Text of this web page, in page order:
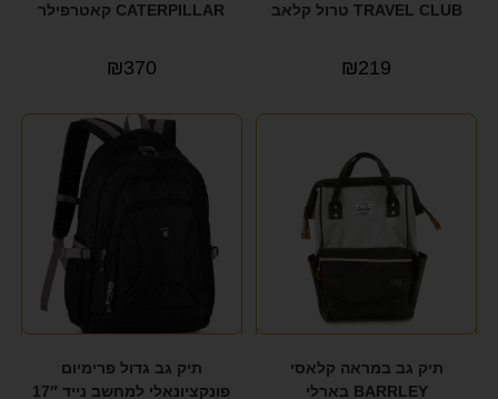
TRAVEL CLUB טרול קלאב
₪219
CATERPILLAR קאטרפילר
₪370
תיק גב במראה קלאסי
BARRLEY בארלי
תיק גב גדול פרימיום
פונקציונאלי למחשב נייד 17″